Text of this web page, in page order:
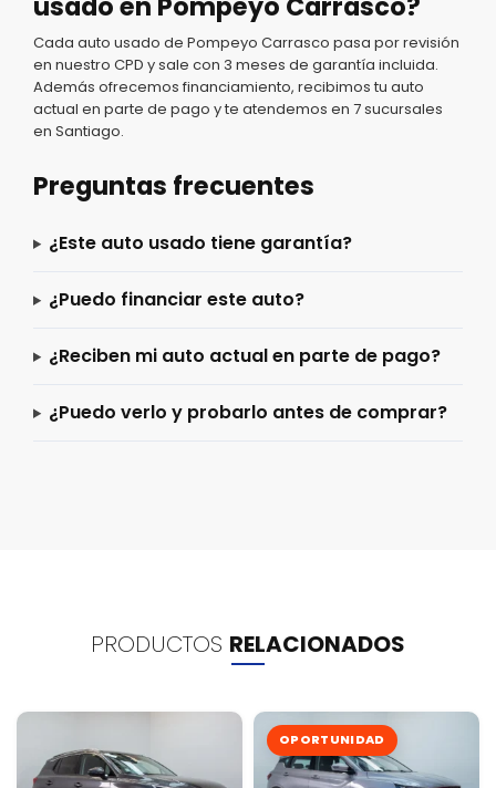
Cada auto usado de Pompeyo Carrasco pasa por revisión
en nuestro CPD y sale con 3 meses de garantía incluida.
Además ofrecemos financiamiento, recibimos tu auto
actual en parte de pago y te atendemos en 7 sucursales
en Santiago.
Preguntas frecuentes
¿Este auto usado tiene garantía?
¿Puedo financiar este auto?
¿Reciben mi auto actual en parte de pago?
¿Puedo verlo y probarlo antes de comprar?
PRODUCTOS RELACIONADOS
OPORTUNIDAD